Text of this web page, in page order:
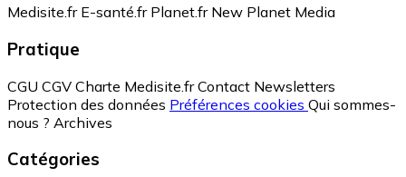
Medisite.fr E-santé.fr Planet.fr New Planet Media
Pratique
CGU CGV Charte Medisite.fr Contact Newsletters
Protection des données Préférences cookies Qui sommes-
nous ? Archives
Catégories